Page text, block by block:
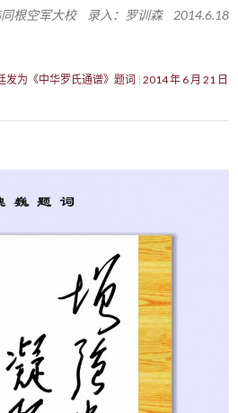
同根空军大校 录入：罗训森 2014.6.18
发为《中华罗氏通谱》题词 2014 年 6 月 21 日